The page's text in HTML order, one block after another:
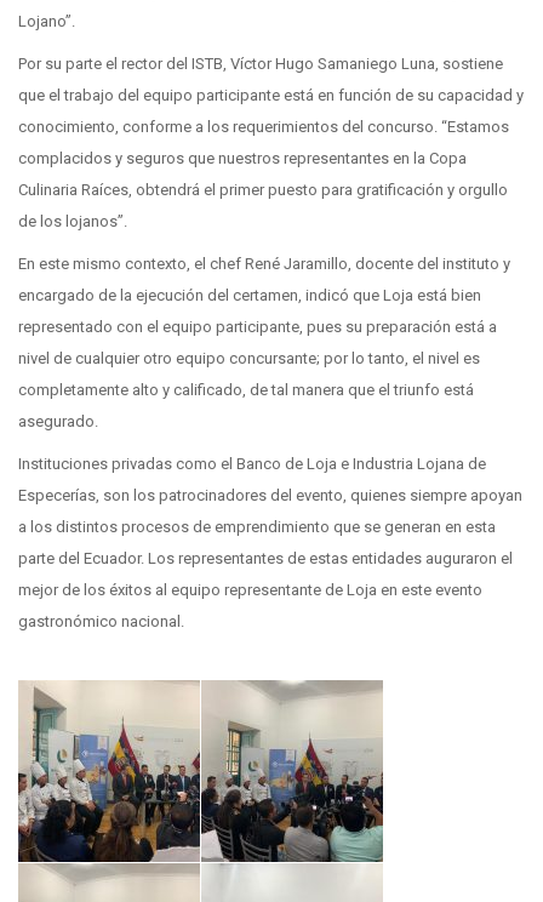
Lojano”.
Por su parte el rector del ISTB, Víctor Hugo Samaniego Luna, sostiene
que el trabajo del equipo participante está en función de su capacidad y
conocimiento, conforme a los requerimientos del concurso. “Estamos
complacidos y seguros que nuestros representantes en la Copa
Culinaria Raíces, obtendrá el primer puesto para gratificación y orgullo
de los lojanos”.
En este mismo contexto, el chef René Jaramillo, docente del instituto y
encargado de la ejecución del certamen, indicó que Loja está bien
representado con el equipo participante, pues su preparación está a
nivel de cualquier otro equipo concursante; por lo tanto, el nivel es
completamente alto y calificado, de tal manera que el triunfo está
asegurado.
Instituciones privadas como el Banco de Loja e Industria Lojana de
Especerías, son los patrocinadores del evento, quienes siempre apoyan
a los distintos procesos de emprendimiento que se generan en esta
parte del Ecuador. Los representantes de estas entidades auguraron el
mejor de los éxitos al equipo representante de Loja en este evento
gastronómico nacional.